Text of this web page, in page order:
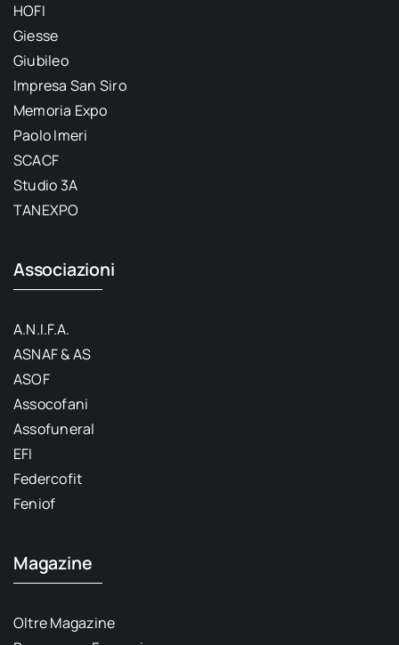
HOFI
Giesse
Giubileo
Impresa San Siro
Memoria Expo
Paolo Imeri
SCACF
Studio 3A
TANEXPO
Associazioni
A.N.I.F.A.
ASNAF & AS
ASOF
Assocofani
Assofuneral
EFI
Federcofit
Feniof
Magazine
Oltre Magazine